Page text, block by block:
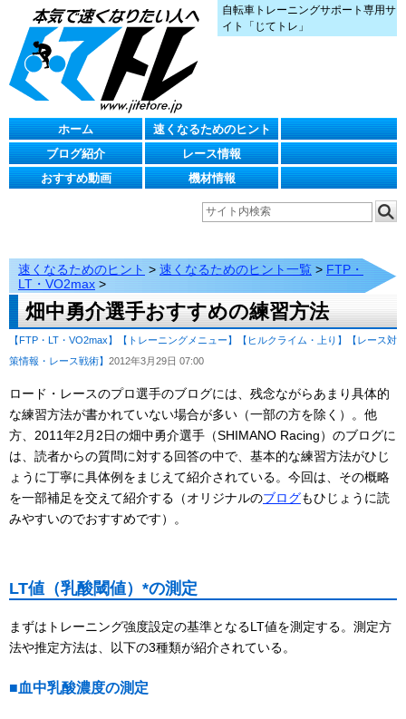
自転車トレーニングサポート専用サ
イト「じてトレ」
ホーム
速くなるためのヒント
ブログ紹介
レース情報
おすすめ動画
機材情報
速くなるためのヒント > 速くなるためのヒント一覧 > FTP・
LT・VO2max >
畑中勇介選手おすすめの練習方法
【FTP・LT・VO2max】 【トレーニングメニュー】 【ヒルクライム・上り】
【レース対
策情報・レース戦術】 2012年3月29日 07:00
ロード・レースのプロ選手のブログには、残念ながらあまり具体的
な練習方法が書かれていない場合が多い（一部の方を除く）。他
方、2011年2月2日の畑中勇介選手（SHIMANO Racing）のブログに
は、読者からの質問に対する回答の中で、基本的な練習方法がひじ
ょうに丁寧に具体例をまじえて紹介されている。今回は、その概略
を一部補足を交えて紹介する（オリジナルのブログもひじょうに読
みやすいのでおすすめです）。
LT値（乳酸閾値）*の測定
まずはトレーニング強度設定の基準となるLT値を測定する。測定方
法や推定方法は、以下の3種類が紹介されている。
■血中乳酸濃度の測定